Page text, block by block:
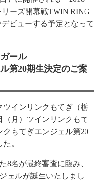
ーズ開幕戦TWIN RING
ビューする予定となって
ール
第20期生決定のご案
ツインリンクもてぎ（栃
（月）ツインリンクもて
クもてぎエンジェル第20
。
8名が最終審査に臨み、
ェルが誕生いたしまし